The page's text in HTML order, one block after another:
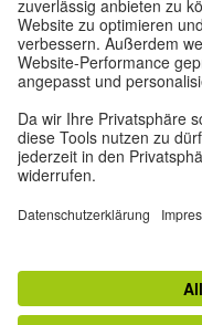
DAS KÖNNTE EUCH
Ein Systemfehler ist